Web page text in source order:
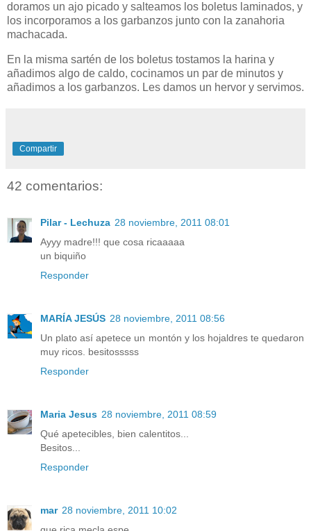
doramos un ajo picado y salteamos los boletus laminados, y
los incorporamos a los garbanzos junto con la zanahoria
machacada.
En la misma sartén de los boletus tostamos la harina y
añadimos algo de caldo, cocinamos un par de minutos y
añadimos a los garbanzos. Les damos un hervor y servimos.
Compartir
42 comentarios:
Pilar - Lechuza 28 noviembre, 2011 08:01
Ayyy madre!!! que cosa ricaaaaa
un biquiño
Responder
MARÍA JESÚS 28 noviembre, 2011 08:56
Un plato así apetece un montón y los hojaldres te quedaron
muy ricos. besitosssss
Responder
Maria Jesus 28 noviembre, 2011 08:59
Qué apetecibles, bien calentitos...
Besitos...
Responder
mar 28 noviembre, 2011 10:02